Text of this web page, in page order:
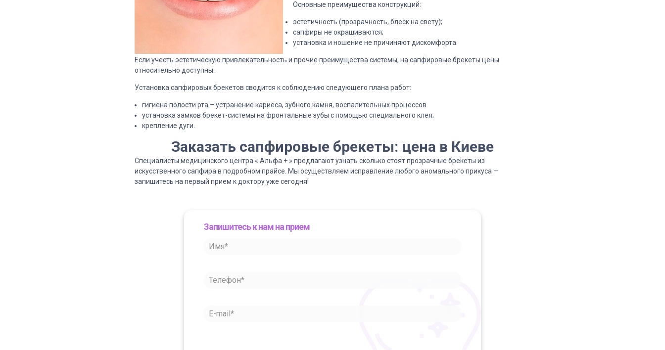
Основные преимущества конструкций:
эстетичность (прозрачность, блеск на свету);
сапфиры не окрашиваются;
установка и ношение не причиняют дискомфорта.
Если учесть эстетическую привлекательность и прочие преимущества системы, на сапфировые брекеты цены
относительно доступны.
Установка сапфировых брекетов сводится к соблюдению следующего плана работ:
гигиена полости рта – устранение кариеса, зубного камня, воспалительных процессов.
установка замков брекет-системы на фронтальные зубы с помощью специального клея;
крепление дуги.
Заказать сапфировые брекеты: цена в Киеве
Специалисты медицинского центра « Альфа + » предлагают узнать сколько стоят прозрачные брекеты из
искусственного сапфира в подробном прайсе. Мы осуществляем исправление любого аномального прикуса —
запишитесь на первый прием к доктору уже сегодня!
Запишитесь к нам на прием